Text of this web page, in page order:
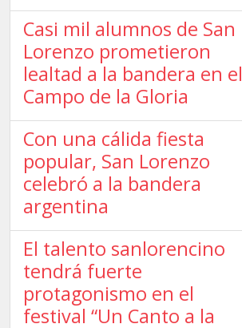
Casi mil alumnos de San
Lorenzo prometieron
lealtad a la bandera en el
Campo de la Gloria
Con una cálida fiesta
popular, San Lorenzo
celebró a la bandera
argentina
El talento sanlorencino
tendrá fuerte
protagonismo en el
festival “Un Canto a la